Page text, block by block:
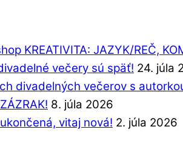
KREATIVITA: JAZYK/REČ,
večery sú späť! 24. júla
divadelných večerov s
8. júla 2026
vitaj nová! 2. júla 2026